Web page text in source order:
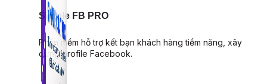
Simple FB PRO
Phần mềm hỗ trợ kết bạn khách hàng tiềm năng, xây
dựng profile Facebook.